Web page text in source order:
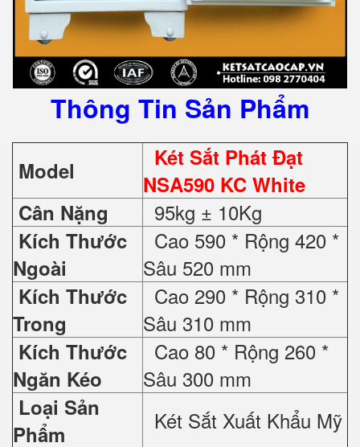
Thông Tin Sản Phẩm
Model
Két Sắt Phát Đạt
NSA590 KC White
Cân Nặng
95kg ± 10Kg
Kích Thước
Ngoài
Cao 590 * Rộng 420 *
Sâu 520 mm
Kích Thước
Trong
Cao 290 * Rộng 310 *
Sâu 310 mm
Kích Thước
Ngăn Kéo
Cao 80 * Rộng 260 *
Sâu 300 mm
Loại Sản
Phẩm
Két Sắt Xuất Khẩu Mỹ